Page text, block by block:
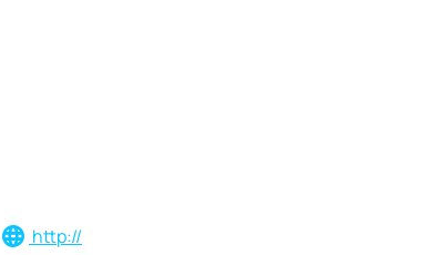
http://